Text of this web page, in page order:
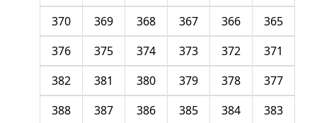
365
366
367
368
369
370
371
372
373
374
375
376
377
378
379
380
381
382
383
384
385
386
387
388